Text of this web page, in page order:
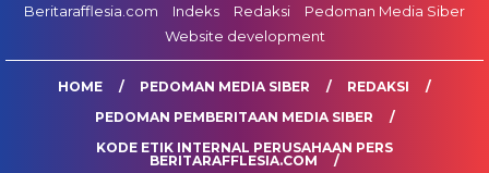
Beritarafflesia.com
Indeks Redaksi
Pedoman Media Siber
Website development
HOME PEDOMAN MEDIA SIBER
REDAKSI
PEDOMAN PEMBERITAAN MEDIA SIBER
KODE ETIK INTERNAL PERUSAHAAN PERS
BERITARAFFLESIA.COM